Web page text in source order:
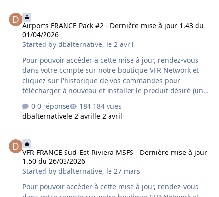
supplémentaire variable peut s'avérer nécessaire à la
mise à disposition de cette mise à jour par le revendeur
concerné. Contenu de la mise à jour version 1.60 du
01/04/2026 : - correction des SID/STAR
Airports FRANCE Pack #2 - Dernière mise à jour 1.43 du
01/04/2026
Started bydbalternative, le 2 avril
Pour pouvoir accéder à cette mise à jour, rendez-vous
dans votre compte sur notre boutique VFR Network et
cliquez sur l'historique de vos commandes pour
télécharger à nouveau et installer le produit désiré (une
désinstallation préalable du produit déjà installé sur
votre ordinateur est fortement conseillée). Si vous avez
acquis le produit chez un autre revendeur assurez-vous
supplémentaire variable peut s'avérer nécessaire à la
mise à disposition de cette mise à jour par le revendeur
concerné. Contenu de la mise à jour version 1.43 du
01/04/2026 : LFQQ - Lille Lesquin - correction des
SID/STAR
0 réponse
184 vues
dbalternativele 2 avrille 2 avril
VFR FRANCE Sud-Est-Riviera MSFS - Dernière mise à jour
1.50 du 26/03/2026
Started bydbalternative, le 27 mars
Pour pouvoir accéder à cette mise à jour, rendez-vous